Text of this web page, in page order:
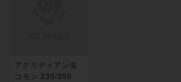
アクリディアン虫
コモン 230/350